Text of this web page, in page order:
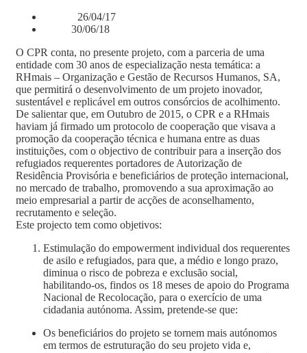
26/04/17
30/06/18
O CPR conta, no presente projeto, com a parceria de uma
entidade com 30 anos de especialização nesta temática: a
RHmais – Organização e Gestão de Recursos Humanos, SA,
que permitirá o desenvolvimento de um projeto inovador,
sustentável e replicável em outros consórcios de acolhimento.
De salientar que, em Outubro de 2015, o CPR e a RHmais
haviam já firmado um protocolo de cooperação que visava a
promoção da cooperação técnica e humana entre as duas
instituições, com o objectivo de contribuir para a inserção dos
refugiados requerentes portadores de Autorização de
Residência Provisória e beneficiários de proteção internacional,
no mercado de trabalho, promovendo a sua aproximação ao
meio empresarial a partir de acções de aconselhamento,
recrutamento e seleção.
Este projecto tem como objetivos:
Estimulação do empowerment individual dos requerentes
de asilo e refugiados, para que, a médio e longo prazo,
diminua o risco de pobreza e exclusão social,
habilitando-os, findos os 18 meses de apoio do Programa
Nacional de Recolocação, para o exercício de uma
cidadania autónoma. Assim, pretende-se que:
Os beneficiários do projeto se tornem mais autónomos
em termos de estruturação do seu projeto vida e,